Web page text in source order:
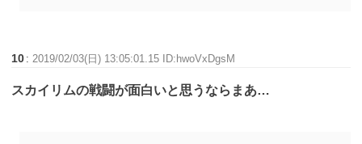
10 : 2019/02/03(日) 13:05:01.15 ID:hwoVxDgsM
スカイリムの戦闘が面白いと思うならまあ…